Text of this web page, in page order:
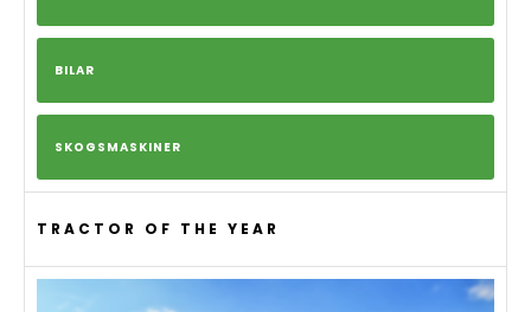
BILAR
SKOGSMASKINER
TRACTOR OF THE YEAR